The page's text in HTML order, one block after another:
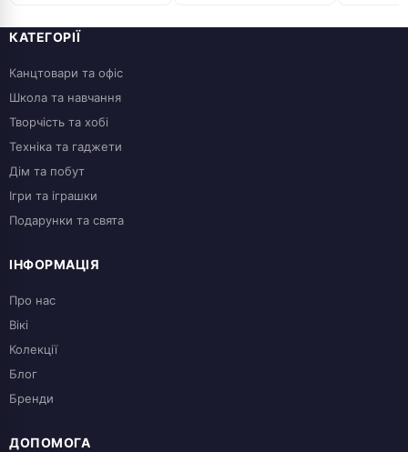
КАТЕГОРІЇ
Канцтовари та офіс
Школа та навчання
Творчість та хобі
Техніка та гаджети
Дім та побут
Ігри та іграшки
Подарунки та свята
ІНФОРМАЦІЯ
Про нас
Вікі
Колекції
Блог
Бренди
ДОПОМОГА